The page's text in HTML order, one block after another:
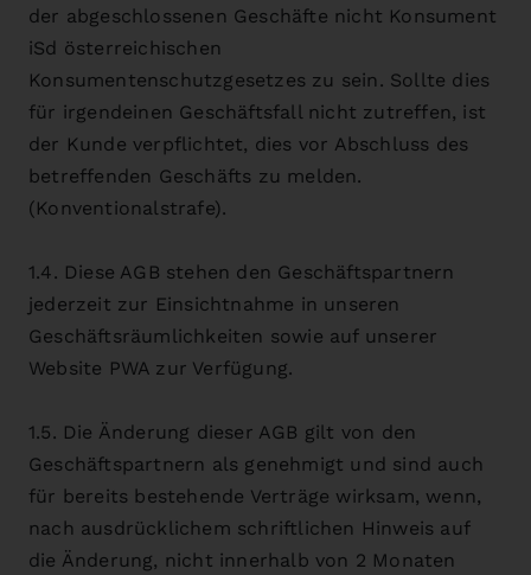
der abgeschlossenen Geschäfte nicht Konsument
iSd österreichischen
Konsumentenschutzgesetzes zu sein. Sollte dies
für irgendeinen Geschäftsfall nicht zutreffen, ist
der Kunde verpflichtet, dies vor Abschluss des
betreffenden Geschäfts zu melden.
(Konventionalstrafe).
1.4. Diese AGB stehen den Geschäftspartnern
jederzeit zur Einsichtnahme in unseren
Geschäftsräumlichkeiten sowie auf unserer
Website PWA zur Verfügung.
1.5. Die Änderung dieser AGB gilt von den
Geschäftspartnern als genehmigt und sind auch
für bereits bestehende Verträge wirksam, wenn,
nach ausdrücklichem schriftlichen Hinweis auf
die Änderung, nicht innerhalb von 2 Monaten